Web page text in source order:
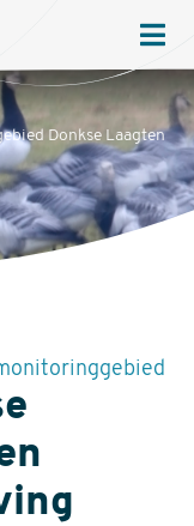
Donkse Laagten